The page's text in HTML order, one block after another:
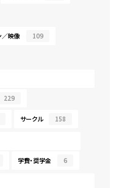
／映像 109
229
サークル 158
学費・奨学金 6